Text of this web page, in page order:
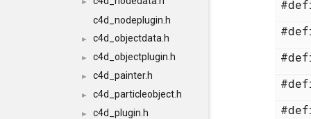
c4d_nodeplugin.h
► c4d_objectdata.h
► c4d_objectplugin.h
► c4d_painter.h
► c4d_particleobject.h
► c4d_plugin.h